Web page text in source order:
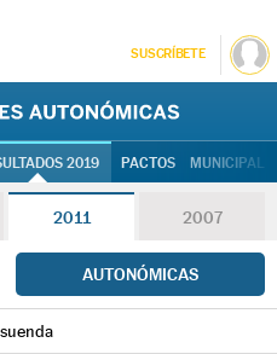
SUSCRÍBETE
2019 PACTOS
2011 2007
AUTONÓMICAS